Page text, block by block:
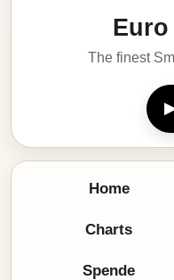
The finest
Home
Charts
Spende